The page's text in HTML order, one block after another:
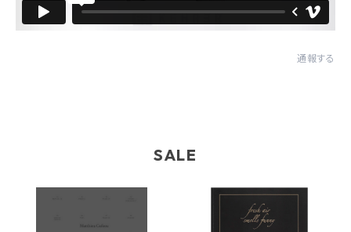
通報する
SALE